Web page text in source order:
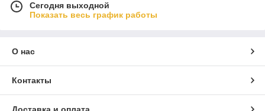
Сегодня выходной
Показать весь график работы
О нас
Контакты